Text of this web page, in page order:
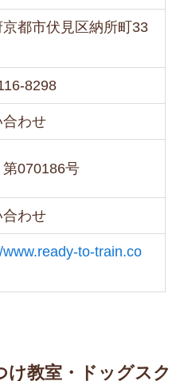
都市伏見区納所町33
8298
わせ
070186号
わせ
www.ready-to-train.co
け教室・ドッグスク